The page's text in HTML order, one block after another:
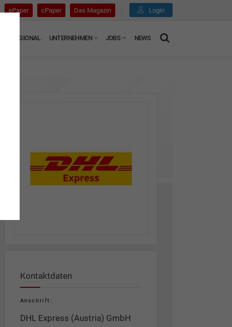
ePaper cPaper Das Magazin Login
REGIONAL UNTERNEHMEN JOBS NEWS
Kontaktdaten
Anschrift:
DHL Express (Austria) GmbH